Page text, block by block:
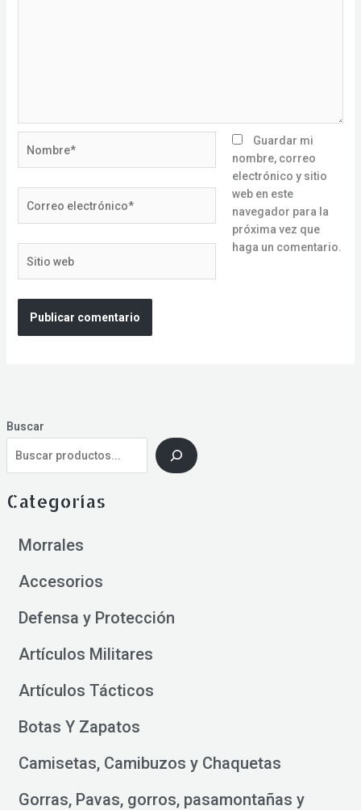
Buscar
Categorías
Morrales
Accesorios
Defensa y Protección
Artículos Militares
Artículos Tácticos
Botas Y Zapatos
Camisetas, Camibuzos y Chaquetas
Gorras, Pavas, gorros, pasamontañas y
electrónico*
web
Guardar mi
nombre, correo
electrónico y sitio
web en este
navegador para la
próxima vez que
haga un comentario.